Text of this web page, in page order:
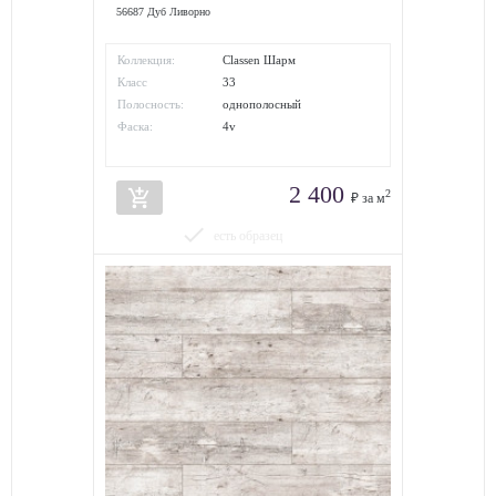
56687 Дуб Ливорно
Коллекция:
Classen Шарм
Класс
износостойкости:
33
Полосность:
однополосный
Фаска:
4v
add_shopping_cart 2 400 ₽ за м2